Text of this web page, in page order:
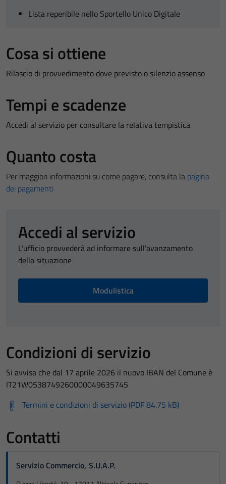
Lista reperibile nello Sportello Unico Digitale
Cosa si ottiene
Rilascio di provvedimento dove previsto o silenzio assenso
Tempi e scadenze
Accedi al servizio per consultare la relativa tempistica
Quanto costa
Per maggiori informazioni su come pagare, consulta la pagina
dei pagamenti
Accedi al servizio
L'ufficio provvederà ad informare sull'avanzamento
della situazione
Modulistica
Condizioni di servizio
Si avvisa che dal 17 aprile 2026 il nuovo IBAN del Comune è
IT21W0538749260000049635745
Termini e condizioni di servizio (PDF 84.75 kB)
Contatti
Servizio Commercio, S.U.A.P.